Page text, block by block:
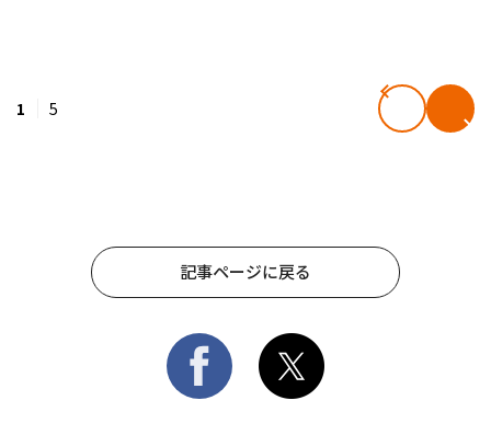
1 5
記事ページに戻る